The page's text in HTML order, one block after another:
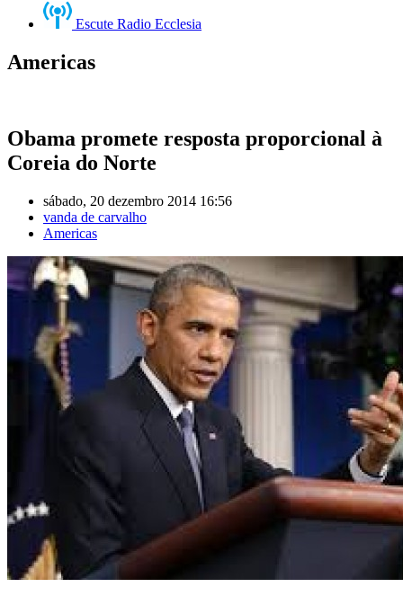
Escute Radio Ecclesia
Americas
Obama promete resposta proporcional à
Coreia do Norte
sábado, 20 dezembro 2014 16:56
vanda de carvalho
Americas